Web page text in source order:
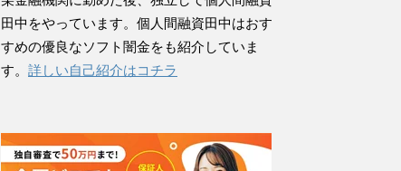
田中をやっています。個人間融資田中はおす
すめの優良なソフト闇金をも紹介していま
す。 詳しい自己紹介はコチラ